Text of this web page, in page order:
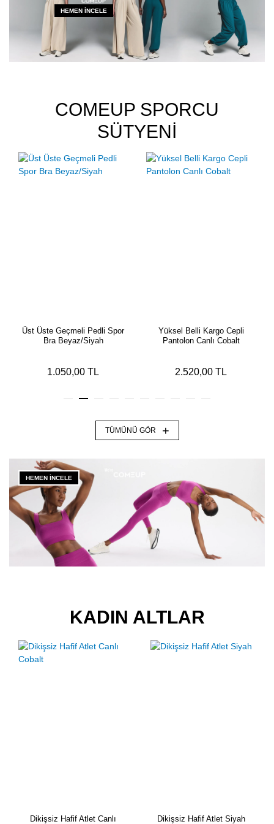
HEMEN İNCELE
COMEUP SPORCU
SÜTYENİ
Üst Üste Geçmeli Pedli Spor
Bra Beyaz/Siyah
1.050,00 TL
Yüksel Belli Kargo Cepli
Pantolon Canlı Cobalt
2.520,00 TL
TÜMÜNÜ GÖR +
HEMEN İNCELE
KADIN ALTLAR
Dikişsiz Hafif Atlet Canlı
Dikişsiz Hafif Atlet Siyah
Tenis Eteği
Sporcu Atleti